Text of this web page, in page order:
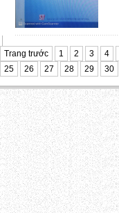
Trang trước 1 2 3 4
25
26 27 28 29 30